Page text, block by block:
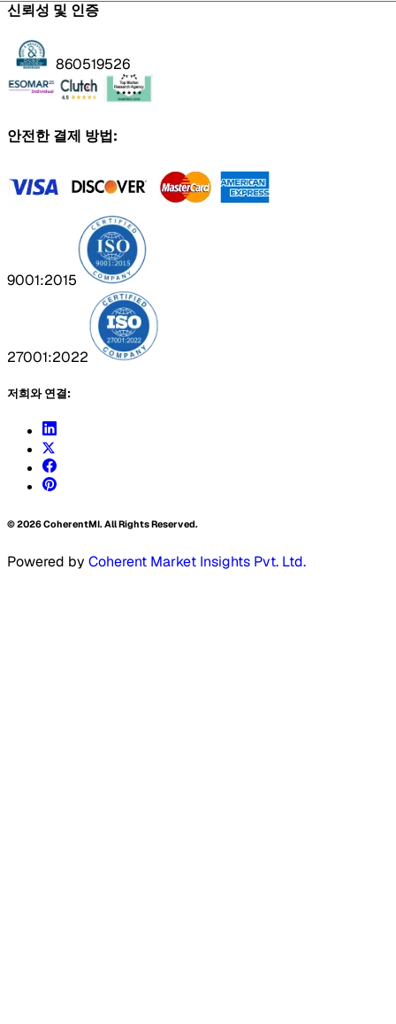
신뢰성 및 인증
860519526
안전한 결제 방법:
9001:2015
27001:2022
저희와 연결:
©2026CoherentMI. All Rights Reserved.
Powered by Coherent Market Insights Pvt. Ltd.